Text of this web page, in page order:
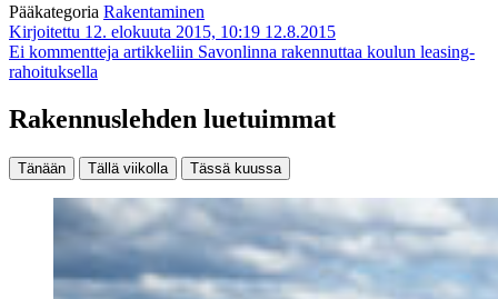
Pääkategoria Rakentaminen
Kirjoitettu 12. elokuuta 2015, 10:19 12.8.2015
Ei kommentteja artikkeliin Savonlinna rakennuttaa koulun leasing-
rahoituksella
Rakennuslehden luetuimmat
Tänään Tällä viikolla Tässä kuussa